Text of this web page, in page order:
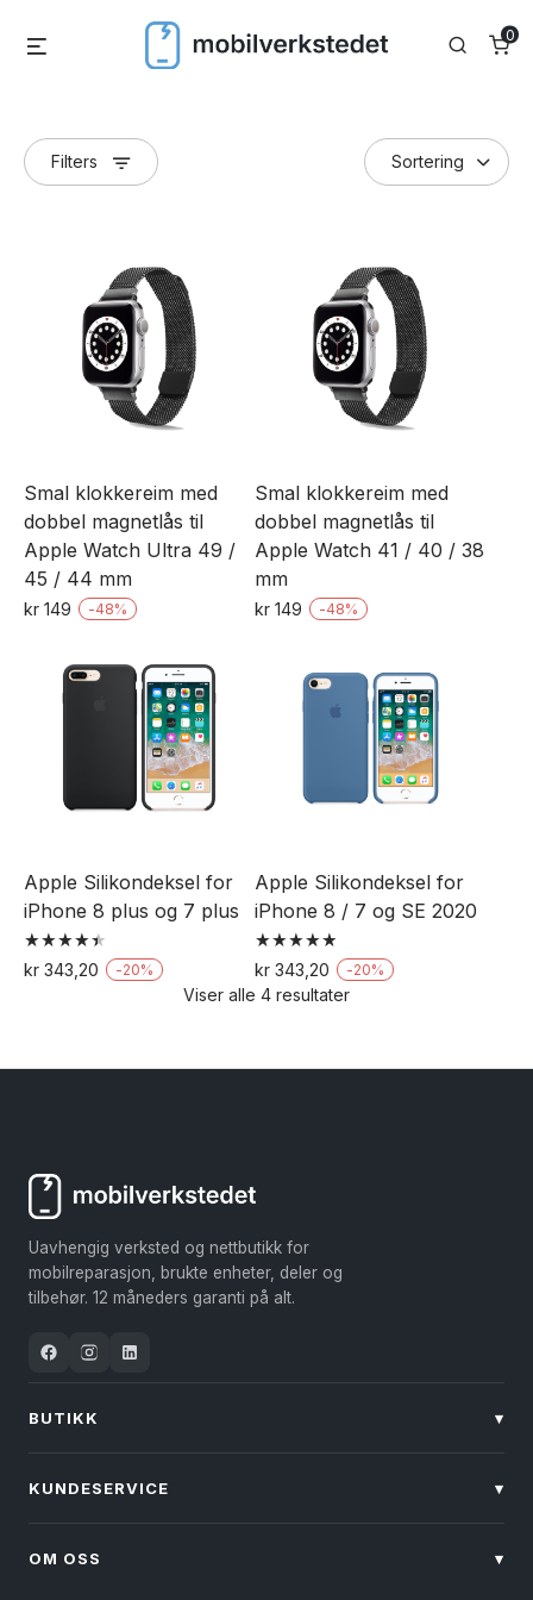
Search
0
Filters
Smal klokkereim med
dobbel magnetlås til
Apple Watch Ultra 49 /
45 / 44 mm
kr 149 -48%
produktet
Alternativene
på
produktsiden
Smal klokkereim med
dobbel magnetlås til
Apple Watch 41 / 40 / 38
mm
kr 149 -48%
produktet
Alternativene
på
produktsiden
Apple Silikondeksel for
iPhone 8 plus og 7 plus
Vurdert
4.50
kr 343,20 -20%
har
kan
velges
på
produktsiden
Apple Silikondeksel for
iPhone 8 / 7 og SE 2020
Vurdert
4.94
av 5
kr 343,20 -20%
Dette
har
kan
på
produktsiden
Viser alle 4 resultater
Uavhengig verksted og nettbutikk for
mobilreparasjon, brukte enheter, deler og
tilbehør. 12 måneders garanti på alt.
BUTIKK ▾
KUNDESERVICE ▾
OM OSS ▾